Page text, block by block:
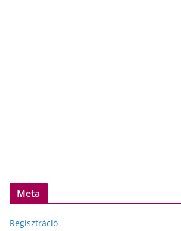
Meta
Regisztráció